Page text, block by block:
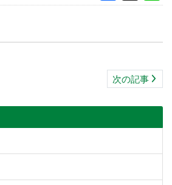
次の記事